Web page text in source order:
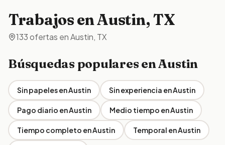
Trabajos en Austin, TX
133ofertas enAustin, TX
Búsquedas populares enAustin
Sin papelesenAustin Sin experiencia enAustin
Pago diario enAustin Medio tiempo enAustin
Tiempo completo enAustin Temporal enAustin